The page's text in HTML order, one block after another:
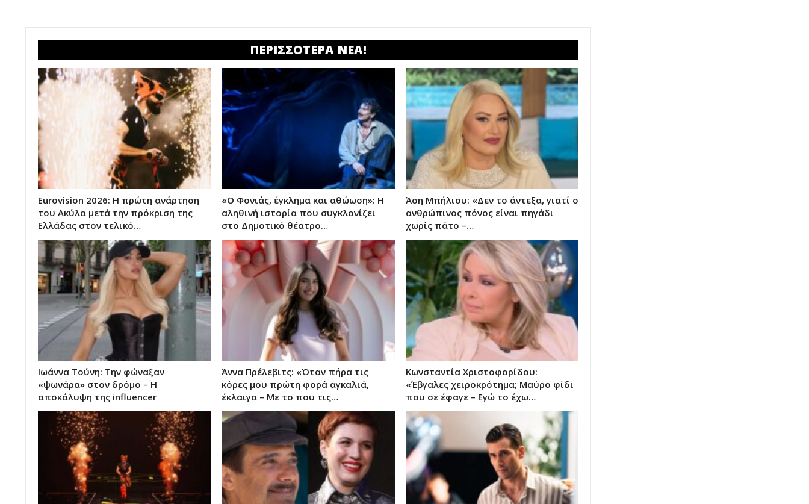
ΠΕΡΙΣΣΟΤΕΡΑ ΝΕΑ!
Eurovision 2026: Η πρώτη ανάρτηση
του Ακύλα μετά την πρόκριση της
Ελλάδας στον τελικό…
«Ο Φονιάς, έγκλημα και αθώωση»: Η
αληθινή ιστορία που συγκλονίζει
στο Δημοτικό θέατρο…
Άση Μπήλιου: «Δεν το άντεξα, γιατί ο
ανθρώπινος πόνος είναι πηγάδι
χωρίς πάτο –…
Ιωάννα Τούνη: Την φώναξαν
«ψωνάρα» στον δρόμο – Η
αποκάλυψη της influencer
Άννα Πρέλεβιτς: «Όταν πήρα τις
κόρες μου πρώτη φορά αγκαλιά,
έκλαιγα – Με το που τις…
Κωνσταντία Χριστοφορίδου:
«Έβγαλες χειροκρότημα; Μαύρο φίδι
που σε έφαγε – Εγώ το έχω…